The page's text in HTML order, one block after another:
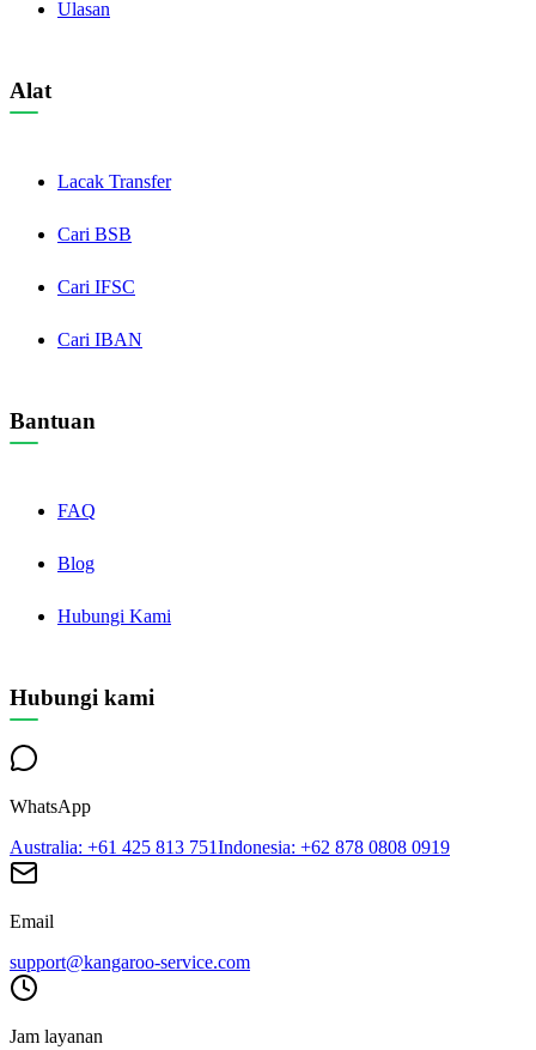
Ulasan
Alat
Lacak Transfer
Cari BSB
Cari IFSC
Cari IBAN
Bantuan
FAQ
Blog
Hubungi Kami
Hubungi kami
WhatsApp
Australia: +61 425 813 751Indonesia: +62 878 0808 0919
Email
support@kangaroo-service.com
Jam layanan